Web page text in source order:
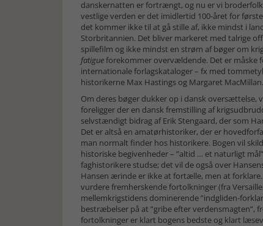
danskernatten er fortrængt, og nu er vi
vestlige verden er det imidlertid 100-året for
det kommer ikke til at gå stille af, ikke mindst i
Storbritannien. Det bliver markeret med talrige
spillefilm og ikke mindst en strøm af bøger om
fatigueforekommer overvældende. Det er måske
internationale forlagskataloger – fx med
historikerne Max Hastings og Margaret MacMillan.
Om deres bøger dukker op i dansk oversættelse,
foreligger der en dansk fremstilling af
selvstændigt bidrag af Erik Stengaard, der som
Det er altså en amatørhistoriker, der er
man normalt finder hos historikere. Bogen vil
historiske begivenheder – ”altid … et naturligt
faghistorikere studse; det vil de også over
Hansen ærinde er ikke at fortælle, men at
vurdere fremherskende fortolkninger (fra
mellemkrigstidens dominerende ”indgliden-
bestræbelser på at ”gribe efter verdensmagten”,
fortolkninger er klart bogens bedste og klart